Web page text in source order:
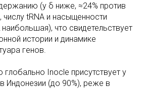
(у δ ниже, ≈24% против
числу tRNA и насыщенности
что свидетельствует
истории и динамике
генов.
глобально Inocle присутствует у
Индонезии (до 90%), реже в